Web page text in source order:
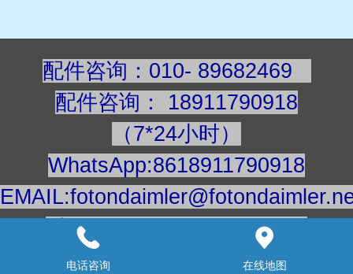
配件咨询：010- 89682469
配件咨询 ： 18911790918
（7*24小时）
WhatsApp:8618911790918
手机/微信：18911790918
建议用电脑浏览更清楚
电话咨询 在线地图